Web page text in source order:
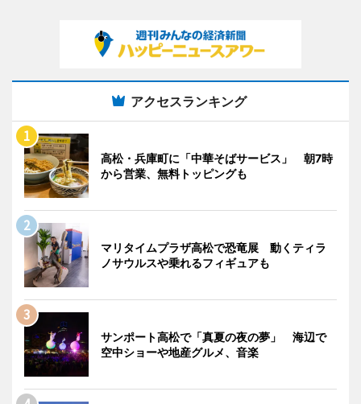
アクセスランキング
高松・兵庫町に「中華そばサービス」 朝7時
から営業、無料トッピングも
マリタイムプラザ高松で恐竜展 動くティラ
ノサウルスや乗れるフィギュアも
サンポート高松で「真夏の夜の夢」 海辺で
空中ショーや地産グルメ、音楽